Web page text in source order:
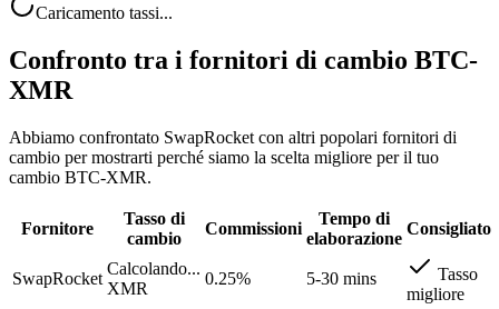
Caricamento tassi...
Confronto tra i fornitori di cambio BTC-
XMR
Abbiamo confrontato SwapRocket con altri popolari fornitori di
cambio per mostrarti perché siamo la scelta migliore per il tuo
cambio BTC-XMR.
Fornitore
Tasso di
cambio
Commissioni
Tempo di
elaborazione
Consigliato
SwapRocket
Calcolando...
XMR
0.25% 5-30 mins
Tasso
migliore